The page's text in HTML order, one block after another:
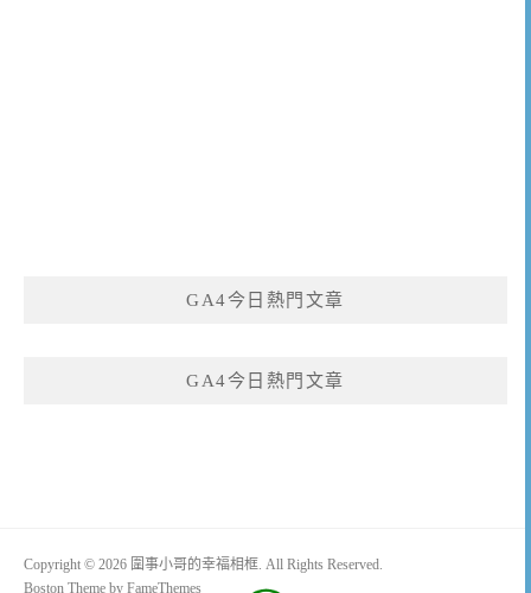
GA4今日熱門文章
GA4今日熱門文章
Copyright © 2026 圍事小哥的幸福相框. All Rights Reserved.
Boston Theme by FameThemes